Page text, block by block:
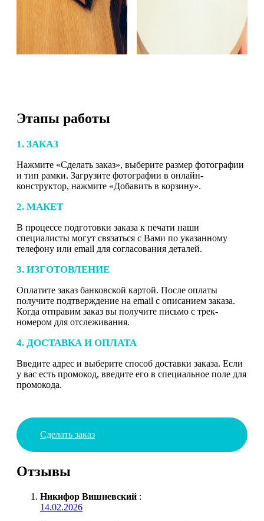
Этапы работы
1. ЗАКАЗ
Нажмите «Сделать заказ», выберите размер фотографии
и тип рамки. Загрузите фотографии в онлайн-
конструктор, нажмите «Добавить в корзину».
2. МАКЕТ
В процессе подготовки заказа к печати наши
специалисты могут связаться с Вами по указанному
телефону или email для согласования деталей.
3. ИЗГОТОВЛЕНИЕ
Оплатите заказ банковской картой. После оплаты
получите подтверждение на email с описанием заказа.
Когда отправим заказ вы получите письмо с трек-
номером для отслеживания.
4. ДОСТАВКА И ОПЛАТА
Введите адрес и выберите способ доставки заказа. Если
у вас есть промокод, введите его в специальное поле для
промокода.
Сделать заказ
Отзывы
Никифор Вишневский :
14.02.2026